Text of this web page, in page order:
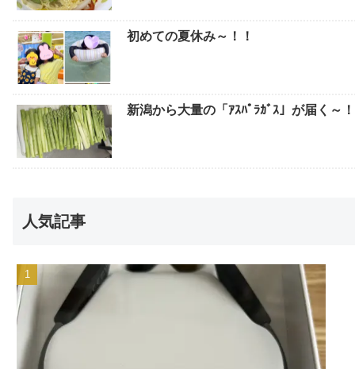
初めての夏休み～！！
新潟から大量の「ｱｽﾊﾟﾗｶﾞｽ」が届く～
人気記事